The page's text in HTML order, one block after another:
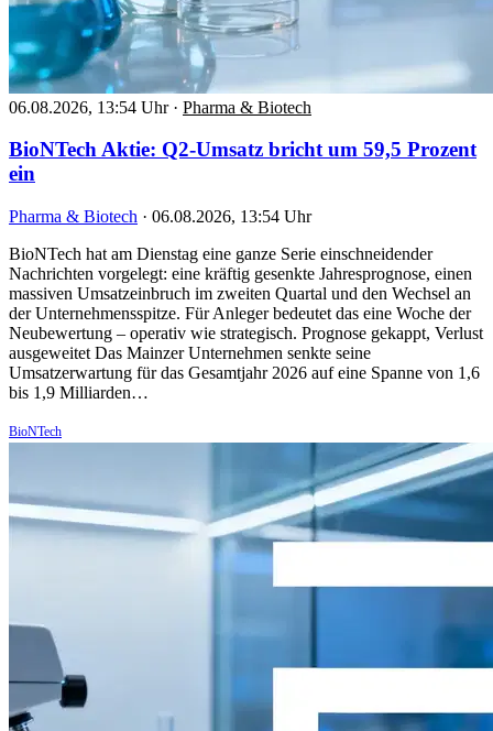
06.08.2026, 13:54 Uhr · Pharma & Biotech
BioNTech Aktie: Q2-Umsatz bricht um 59,5 Prozent
ein
Pharma & Biotech · 06.08.2026, 13:54 Uhr
BioNTech hat am Dienstag eine ganze Serie einschneidender
Nachrichten vorgelegt: eine kräftig gesenkte Jahresprognose, einen
massiven Umsatzeinbruch im zweiten Quartal und den Wechsel an
der Unternehmensspitze. Für Anleger bedeutet das eine Woche der
Neubewertung – operativ wie strategisch. Prognose gekappt, Verlust
ausgeweitet Das Mainzer Unternehmen senkte seine
Umsatzerwartung für das Gesamtjahr 2026 auf eine Spanne von 1,6
bis 1,9 Milliarden…
BioNTech